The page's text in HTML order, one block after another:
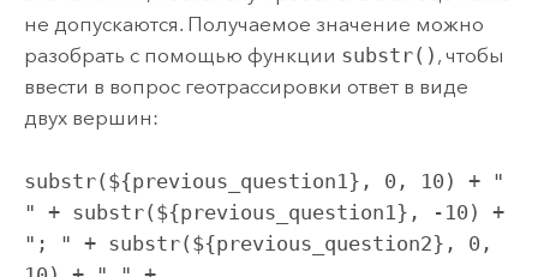
не допускаются. Получаемое значение можно
разобрать с помощью функции substr() , чтобы
ввести в вопрос геотрассировки ответ в виде
двух вершин:
substr(${previous_question1}, 0, 10) + "
" + substr(${previous_question1}, -10) +
"; " + substr(${previous_question2}, 0,